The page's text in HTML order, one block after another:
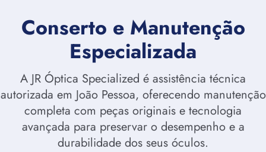
Conserto e Manutenção
Especializada
A JR Óptica Specialized é assistência técnica
autorizada em João Pessoa, oferecendo manutenção
completa com peças originais e tecnologia
avançada para preservar o desempenho e a
durabilidade dos seus óculos.